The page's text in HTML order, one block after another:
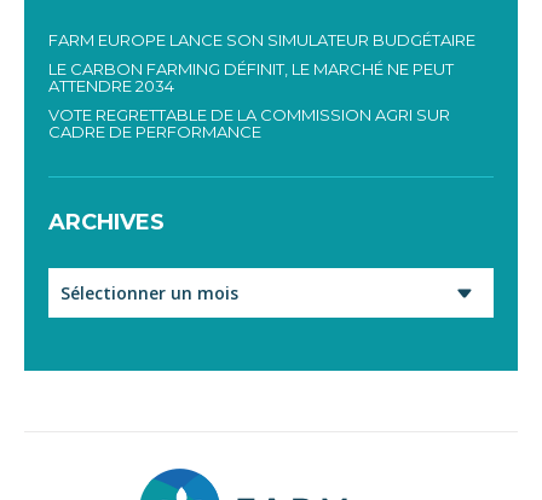
FARM EUROPE LANCE SON SIMULATEUR BUDGÉTAIRE
LE CARBON FARMING DÉFINIT, LE MARCHÉ NE PEUT
ATTENDRE 2034
VOTE REGRETTABLE DE LA COMMISSION AGRI SUR
CADRE DE PERFORMANCE
ARCHIVES